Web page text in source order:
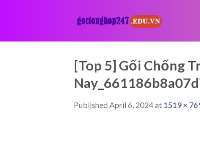
[Top 5] Gối Chống
Published April 6, 2024at 1519 ×